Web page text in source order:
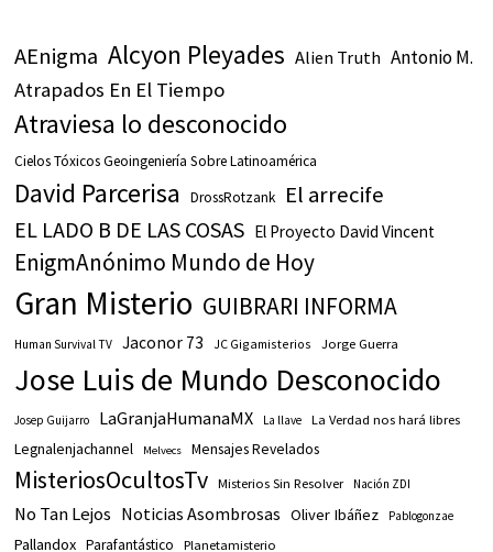
AEnigma Alcyon Pleyades Alien Truth Antonio M.
Atrapados En El Tiempo
Atraviesa lo desconocido
Cielos Tóxicos Geoingeniería Sobre Latinoamérica
David Parcerisa DrossRotzank El arrecife
EL LADO B DE LAS COSAS El Proyecto David Vincent
EnigmAnónimo Mundo de Hoy
Gran Misterio GUIBRARI INFORMA
Human Survival TV Jaconor 73 JC Gigamisterios Jorge Guerra
Jose Luis de Mundo Desconocido
Josep Guijarro LaGranjaHumanaMX La llave La Verdad nos hará libres
Legnalenjachannel Melvecs Mensajes Revelados
MisteriosOcultosTv Misterios Sin Resolver Nación ZDI
No Tan Lejos Noticias Asombrosas Oliver Ibáñez Pablogonzae
Pallandox Parafantástico Planetamisterio